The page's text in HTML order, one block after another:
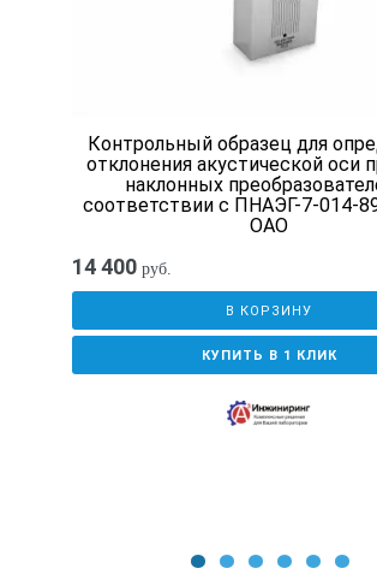
Номинальное значение расстояния до
От грани 1 меры: 85 ± 0,15
От рабочей поверхности 2 меры: 6 ± 0,18
Контрольный образец для
отклонения акустической оси
наклонных
соответствии с ПНАЭГ-7-014-
ОАО
14 400 руб.
В КОРЗИНУ
КУПИТЬ В 1 КЛИК